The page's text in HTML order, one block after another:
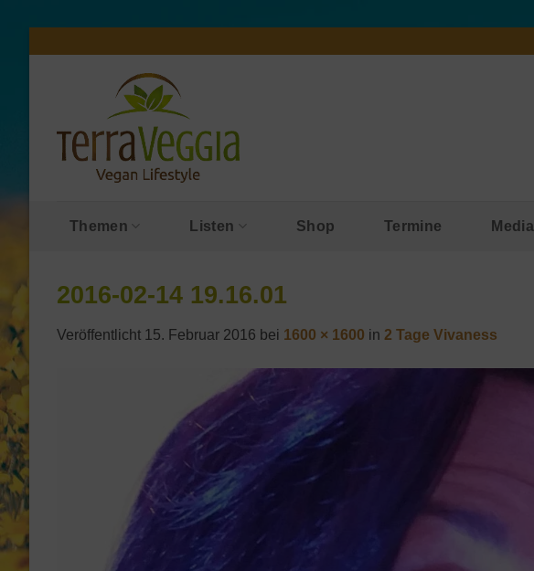
Themen Listen Shop Termine Media
2016-02-14 19.16.01
Veröffentlicht 15. Februar 2016 bei 1600 × 1600 in 2 Tage Vivaness